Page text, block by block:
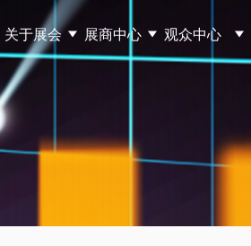
关于展会 展商中心 观众中心